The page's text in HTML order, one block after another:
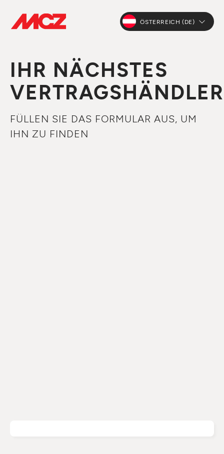
ÖSTERREICH (DE)
IHR NÄCHSTES
VERTRAGSHÄNDLER
FÜLLEN SIE DAS FORMULAR AUS, UM
IHN ZU FINDEN